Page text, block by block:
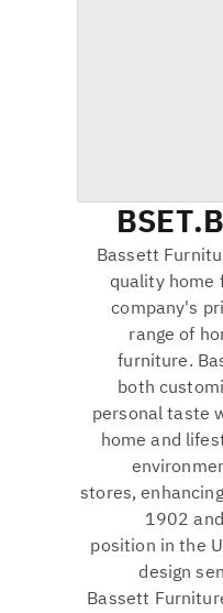
BSET
Bassett
quality home
company's
range of
furniture.
both
personal taste
home and
stores,
1902
position in the
design
Bassett